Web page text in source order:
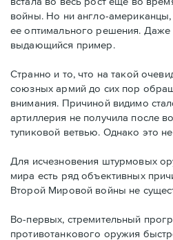
войны. Но ни англо-
ее оптимального решения. Даже
выдающийся пример.
Странно и то, что на такой
союзных армий до сих пор
внимания. Причиной видимо
артиллерия не получила после
тупиковой ветвью. Однако это не
Для исчезновения штурмовых
мира есть ряд объективных
Второй Мировой войны не
Во-первых, стремительный
противотанкового оружия